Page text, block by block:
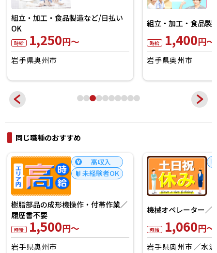
組立・加工・食品製造など/日払い
OK
時給 1,250円～
岩手県奥州市
組立・加工・食品製
時給 1,400円～
岩手県奥州市
同じ職種のおすすめ
高収入
未経験者OK
樹脂部品の成形機操作・付帯作業／
履歴書不要
時給 1,500円～
岩手県奥州市
機械オペレーター／
時給 1,060円～
岩手県奥州市 水